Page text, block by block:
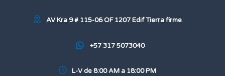
AV Kra 9 # 115-06 OF 1207 Edif Tierra firme
+57 317 5073040
L-V de 8:00 AM a 18:00 PM